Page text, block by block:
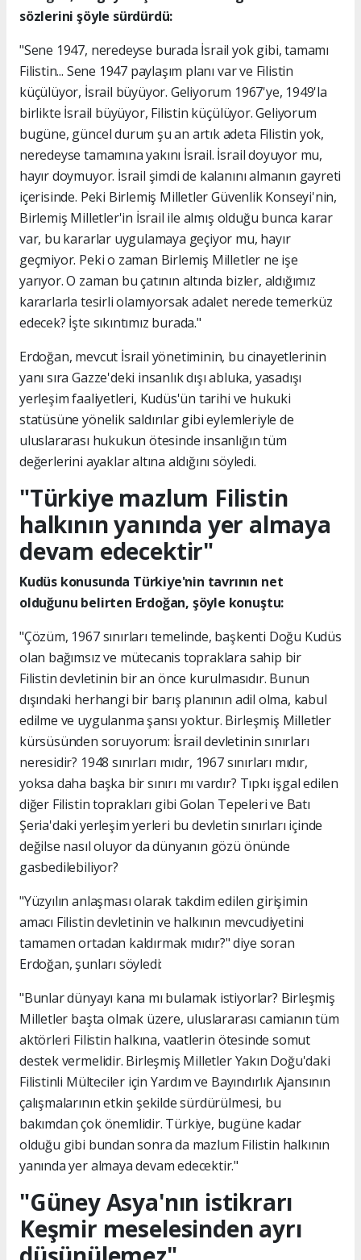
sözlerini şöyle sürdürdü:
"Sene 1947, neredeyse burada İsrail yok gibi, tamamı
Filistin... Sene 1947 paylaşım planı var ve Filistin
küçülüyor, İsrail büyüyor. Geliyorum 1967'ye, 1949'la
birlikte İsrail büyüyor, Filistin küçülüyor. Geliyorum
bugüne, güncel durum şu an artık adeta Filistin yok,
neredeyse tamamına yakını İsrail. İsrail doyuyor mu,
hayır doymuyor. İsrail şimdi de kalanını almanın gayreti
içerisinde. Peki Birlemiş Milletler Güvenlik Konseyi'nin,
Birlemiş Milletler'in İsrail ile almış olduğu bunca karar
var, bu kararlar uygulamaya geçiyor mu, hayır
geçmiyor. Peki o zaman Birlemiş Milletler ne işe
yarıyor. O zaman bu çatının altında bizler, aldığımız
kararlarla tesirli olamıyorsak adalet nerede temerküz
edecek? İşte sıkıntımız burada."
Erdoğan, mevcut İsrail yönetiminin, bu cinayetlerinin
yanı sıra Gazze'deki insanlık dışı abluka, yasadışı
yerleşim faaliyetleri, Kudüs'ün tarihi ve hukuki
statüsüne yönelik saldırılar gibi eylemleriyle de
uluslararası hukukun ötesinde insanlığın tüm
değerlerini ayaklar altına aldığını söyledi.
"Türkiye mazlum Filistin
halkının yanında yer almaya
devam edecektir"
Kudüs konusunda Türkiye'nin tavrının net
olduğunu belirten Erdoğan, şöyle konuştu:
"Çözüm, 1967 sınırları temelinde, başkenti Doğu Kudüs
olan bağımsız ve mütecanis topraklara sahip bir
Filistin devletinin bir an önce kurulmasıdır. Bunun
dışındaki herhangi bir barış planının adil olma, kabul
edilme ve uygulanma şansı yoktur. Birleşmiş Milletler
kürsüsünden soruyorum: İsrail devletinin sınırları
neresidir? 1948 sınırları mıdır, 1967 sınırları mıdır,
yoksa daha başka bir sınırı mı vardır? Tıpkı işgal edilen
diğer Filistin toprakları gibi Golan Tepeleri ve Batı
Şeria'daki yerleşim yerleri bu devletin sınırları içinde
değilse nasıl oluyor da dünyanın gözü önünde
gasbedilebiliyor?
"Yüzyılın anlaşması olarak takdim edilen girişimin
amacı Filistin devletinin ve halkının mevcudiyetini
tamamen ortadan kaldırmak mıdır?" diye soran
Erdoğan, şunları söyledi:
"Bunlar dünyayı kana mı bulamak istiyorlar? Birleşmiş
Milletler başta olmak üzere, uluslararası camianın tüm
aktörleri Filistin halkına, vaatlerin ötesinde somut
destek vermelidir. Birleşmiş Milletler Yakın Doğu'daki
Filistinli Mülteciler için Yardım ve Bayındırlık Ajansının
çalışmalarının etkin şekilde sürdürülmesi, bu
bakımdan çok önemlidir. Türkiye, bugüne kadar
olduğu gibi bundan sonra da mazlum Filistin halkının
yanında yer almaya devam edecektir."
"Güney Asya'nın istikrarı
Keşmir meselesinden ayrı